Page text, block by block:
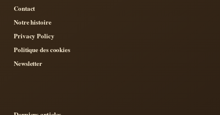
Contact
Notre histoire
Privacy Policy
Politique des cookies
Newsletter